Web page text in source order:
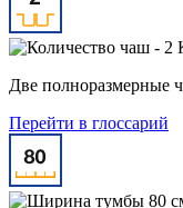
Две полноразмерные
Перейти в глоссарий